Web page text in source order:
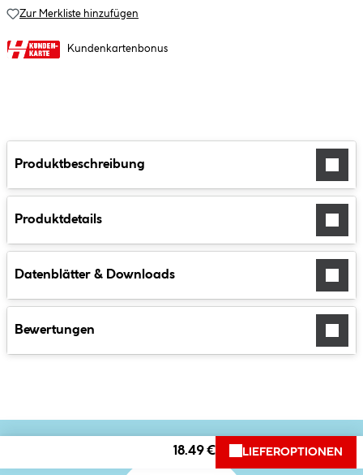
Zur Merkliste hinzufügen
Kundenkartenbonus
Produktbeschreibung
Produktdetails
Datenblätter & Downloads
Bewertungen
18.49 € LIEFEROPTIONEN